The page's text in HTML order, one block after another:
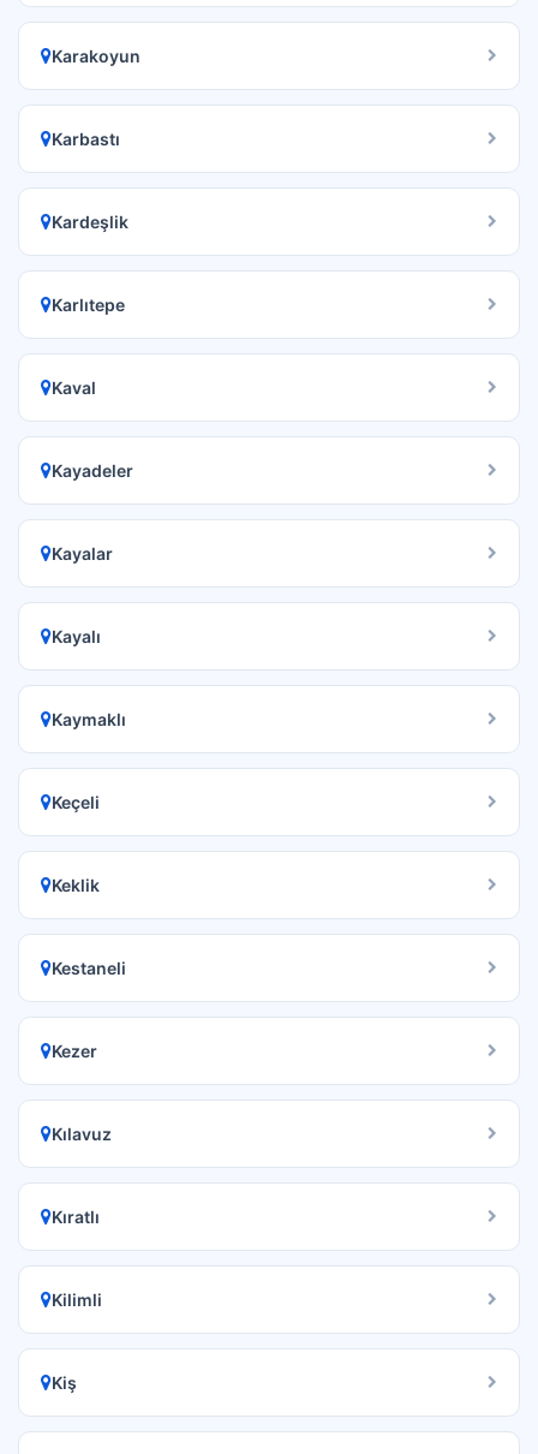
Karakoyun
Karbastı
Kardeşlik
Karlıtepe
Kaval
Kayadeler
Kayalar
Kayalı
Kaymaklı
Keçeli
Keklik
Kestaneli
Kezer
Kılavuz
Kıratlı
Kilimli
Kiş